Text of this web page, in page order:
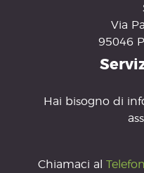
Via
95046
Hai bisogno di
Chiamaci al